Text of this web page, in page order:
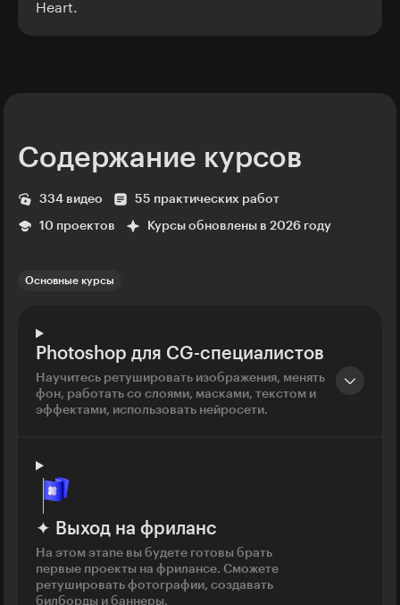
Heart.
Содержание курсов
334 видео 55 практических работ
10 проектов Курсы обновлены в 2026 году
Основные курсы
Photoshop для CG-специалистов
Научитесь ретушировать изображения, менять
фон, работать со слоями, масками, текстом и
эффектами, использовать нейросети.
✦ Выход на фриланс
На этом этапе вы будете готовы брать
первые проекты на фрилансе. Сможете
ретушировать фотографии, создавать
билборды и баннеры.